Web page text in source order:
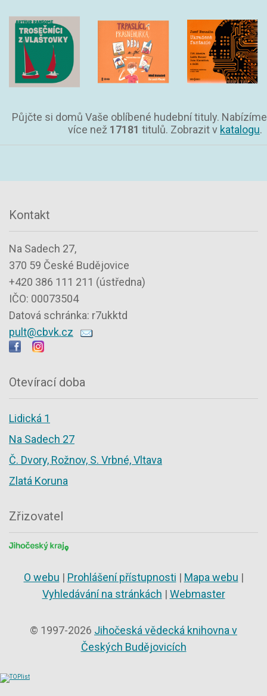
Půjčte si domů Vaše oblíbené hudební tituly. Nabízíme
více než 17181 titulů. Zobrazit v katalogu.
Kontakt
Na Sadech 27,
370 59 České Budějovice
+420 386 111 211 (ústředna)
IČO: 00073504
Datová schránka: r7ukktd
pult@cbvk.cz
Otevírací doba
Lidická 1
Na Sadech 27
Č. Dvory, Rožnov, S. Vrbné, Vltava
Zlatá Koruna
Zřizovatel
O webu | Prohlášení přístupnosti | Mapa webu |
Vyhledávání na stránkách | Webmaster
© 1997-2026 Jihočeská vědecká knihovna v
Českých Budějovicích